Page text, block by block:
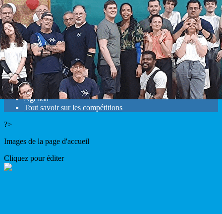
Exporter les lignes sélectionnées
Exporter toutes les colonnes
Exporter uniquement les colonnes affichées
Menu
<
>
Résultats
Mandats
Agenda
Tout savoir sur les compétitions
?>
Images de la page d'accueil
Cliquez pour éditer